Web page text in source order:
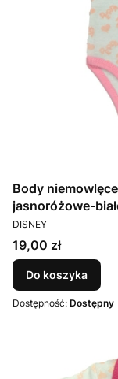
Body
jasnoróżowe-
PRODUCENT
DISNEY
Cena
19,00 zł
Do koszyka
Dostępność: Dostępny